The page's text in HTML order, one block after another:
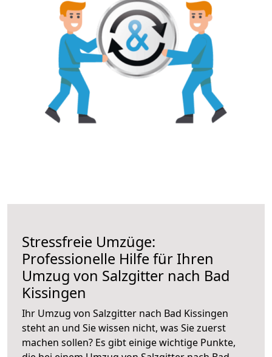
Stressfreie Umzüge:
Professionelle Hilfe für Ihren
Umzug von Salzgitter nach Bad
Kissingen
Ihr Umzug von Salzgitter nach Bad Kissingen
steht an und Sie wissen nicht, was Sie zuerst
machen sollen? Es gibt einige wichtige Punkte,